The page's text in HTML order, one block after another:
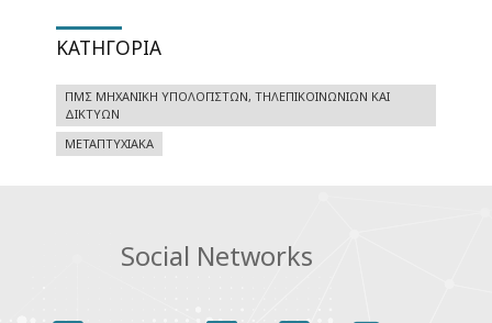
ΚΑΤΗΓΟΡΊΑ
ΠΜΣ ΜΗΧΑΝΙΚΉ ΥΠΟΛΟΓΙΣΤΏΝ, ΤΗΛΕΠΙΚΟΙΝΩΝΙΏΝ ΚΑΙ
ΔΙΚΤΎΩΝ
ΜΕΤΑΠΤΥΧΙΑΚΆ
Social Networks